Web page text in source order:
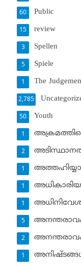
Public
60
review
15
Spellen
3
Spiele
5
The
1
2,785
Youth
50
1
2
1
1
1
5
2
1